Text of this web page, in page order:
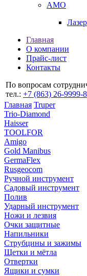
AMO
Главная
О компании
Прайс-лист
Контакты
По вопросам
тел.: +7 (863) 26‐9999‐8
Главная Truper
Trio-Diamond
Haisser
TOOLFOR
Amigo
Gold Manibus
GermaFlex
Rusgeocom
Ручной инструмент
Садовый инструмент
Полив
Ударный инструмент
Ножи и лезвия
Очки защитные
Напильники
Струбцины и зажимы
Щетки и мётла
Отвертки
Ящики и сумки